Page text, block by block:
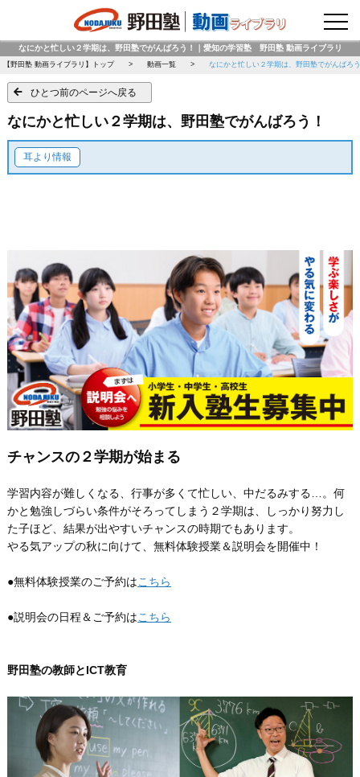
なにかと忙しい２学期は、野田塾でがんばろう！｜愛知の学習塾 野田塾 動画ライブラリ
【野田塾 動画ライブラリ】トップ 動画一覧 なにかと忙しい２学期は、野田塾でがんばろ
ひとつ前のページへ戻る
なにかと忙しい２学期は、野田塾でがんばろう！
耳より情報
チャンスの２学期が始まる
学習内容が難しくなる、行事が多くて忙しい、中だるみする…。何
かと勉強しづらい条件がそろってしまう２学期は、しっかり努力し
た子ほど、結果が出やすいチャンスの時期でもあります。
やる気アップの秋に向けて、無料体験授業＆説明会を開催中！
●無料体験授業のご予約はこちら
●説明会の日程＆ご予約はこちら
野田塾の教師とICT教育